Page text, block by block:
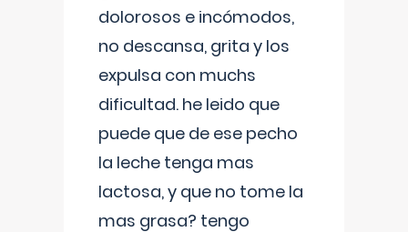
dolorosos e incómodos,
no descansa, grita y los
expulsa con muchs
dificultad. he leido que
puede que de ese pecho
la leche tenga mas
lactosa, y que no tome la
mas grasa? tengo